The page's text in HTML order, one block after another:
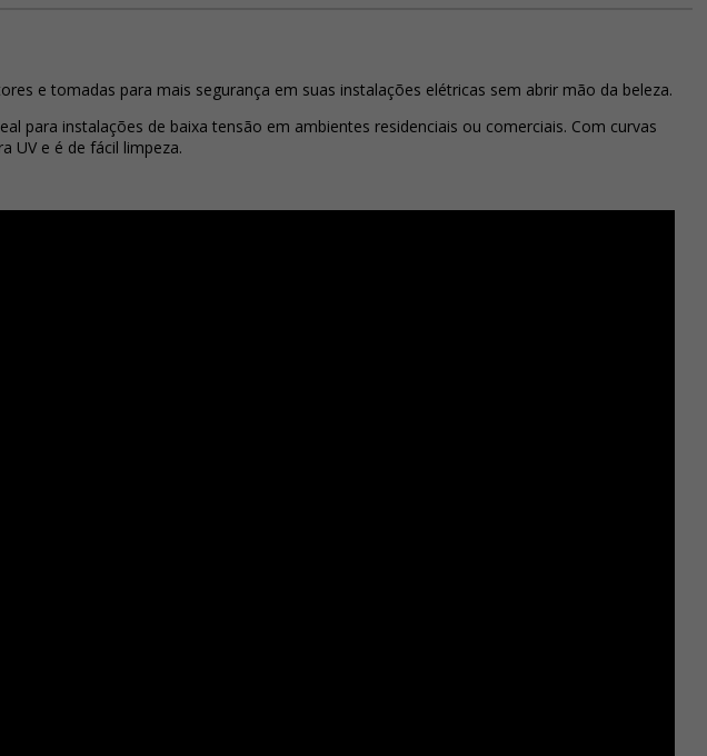
e tomadas para mais segurança em suas instalações elétricas sem abrir mão da beleza.
para instalações de baixa tensão em ambientes residenciais ou comerciais. Com curvas
UV e é de fácil limpeza.